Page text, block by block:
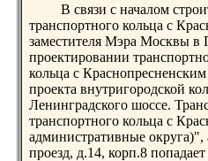
В связи с началом
транспортного кольца с
заместителя Мэра Москвы в
проектировании
кольца с
проекта внутригородской
Ленинградского шоссе.
транспортного кольца с
административные
проезд, д.14, корп.8 попадает